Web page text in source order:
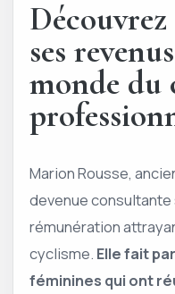
ses
monde du
Marion Rousse,
devenue consultante
rémunération
cyclisme. Elle fait
féminines qui ont